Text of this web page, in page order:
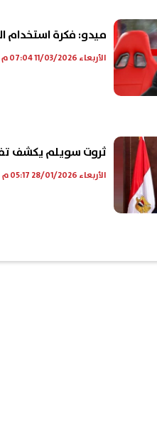
ميدو: فكرة استخدام
الأربعاء 11/03/2026 07:04 م
ثروت سويلم يكشف
الأربعاء 28/01/2026 05:17 م